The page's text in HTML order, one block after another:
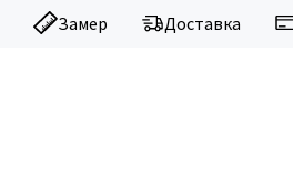
Замер Доставка